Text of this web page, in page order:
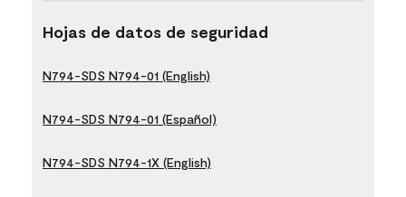
Hojas de datos de seguridad
N794-SDS N794-01 (English)
N794-SDS N794-01 (Español)
N794-SDS N794-1X (English)